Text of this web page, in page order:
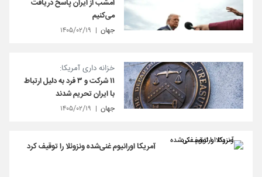
امشب از ایران پاسخ دریافت
می‌کنیم
جهان ۱۴۰۵/۰۲/۱۹
خزانه داری آمریکا:
۱۱ شرکت و ۳ فرد به دلیل ارتباط
با ایران تحریم شدند
جهان ۱۴۰۵/۰۲/۱۹
آمریکا اورانیوم غنی‌شده ونزوئلا را توقیف کرد